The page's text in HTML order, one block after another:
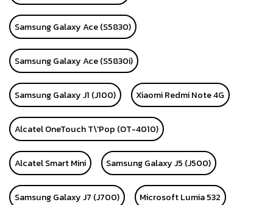
Samsung Galaxy Ace (S5830)
Samsung Galaxy Ace (S5830i)
Samsung Galaxy J1 (J100) Xiaomi Redmi Note 4G
Alcatel OneTouch T\'Pop (OT-4010)
Alcatel Smart Mini Samsung Galaxy J5 (J500)
Samsung Galaxy J7 (J700) Microsoft Lumia 532